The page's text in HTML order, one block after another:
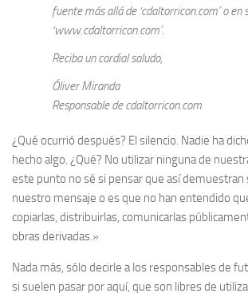
fuente más allá de ‘cdaltorricon.com’ o en
‘www.cdaltorricon.com’.
Reciba un cordial saludo,
Óliver Miranda
Responsable de cdaltorricon.com
¿Qué ocurrió después? El silencio. Nadie ha
hecho algo. ¿Qué? No utilizar ninguna de
este punto no sé si pensar que así demuestran
nuestro mensaje o es que no han entendido
copiarlas, distribuirlas, comunicarlas
obras derivadas.»
Nada más, sólo decirle a los responsables de
si suelen pasar por aquí, que son libres de